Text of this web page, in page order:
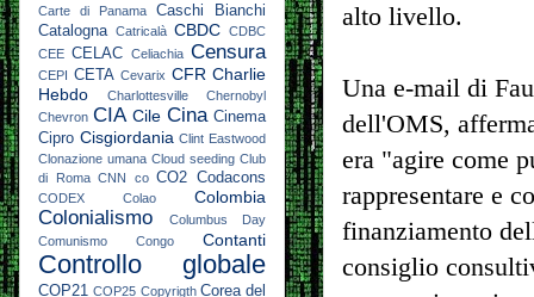
alto livello.
Una e-mail di
dell'OMS,
era "agire come
rappresentare e
finanziamento
consiglio
Carte di Panama
Caschi Bianchi
Catalogna Catricalà CBDC CDBC
CEE CELAC Celiachia Censura
CEPI CETA Cevarix CFR Charlie
Hebdo
Charlottesville
Chernobyl
Chevron CIA Cile Cina Cinema
Cipro Cisgiordania Clint Eastwood
Clonazione umana Cloud seeding Club
di Roma CNN co CO2 Codacons
CODEX Colao Colombia
Colonialismo
Columbus Day
Comunismo
Congo Contanti
Controllo globale
COP21 COP25 Copyrigth Corea del